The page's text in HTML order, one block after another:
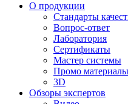
О продукции
Стандарты
Вопрос-ответ
Лаборатория
Сертификаты
Мастер системы
Промо материалы
3D
Обзоры экспертов